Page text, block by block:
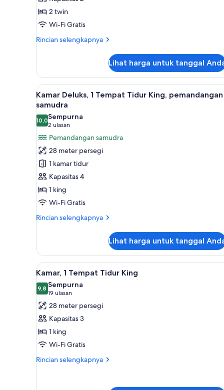
untuk
Standard
Twin
Smoking
2 twin
Wi-Fi Gratis
Rincian selengkapnya
Rincian
Standard
Twin
Room
No
Lihat harga untuk tanggal
Lihat
semua
foto
untuk
Kamar
Deluks,
Tempat
Tidur
King,
pemandangan
samudra
Brankas, meja kerja, tirai
6
Kamar Deluks, 1 Tempat Tidur King, pemandangan
samudra
10,010,0 dari 10
Sempurna
2 ulasan
(2
ulasan)
Pemandangan samudra
28 meter persegi
1 kamar tidur
Kapasitas 4
1 king
Wi-Fi Gratis
Rincian selengkapnya
Rincian
Kamar
Deluks,
1
Tempat
Tidur
King,
pemandangan
samudra
Lihat harga untuk tanggal
Lihat
semua
foto
untuk
Kamar,
1
Tempat
Tidur
King
Brankas, meja kerja, tirai
5
Kamar, 1 Tempat Tidur King
9,89,8 dari 10
Sempurna
19 ulasan
(19
ulasan)
28 meter persegi
Kapasitas 3
1 king
Wi-Fi Gratis
Rincian selengkapnya
Rincian